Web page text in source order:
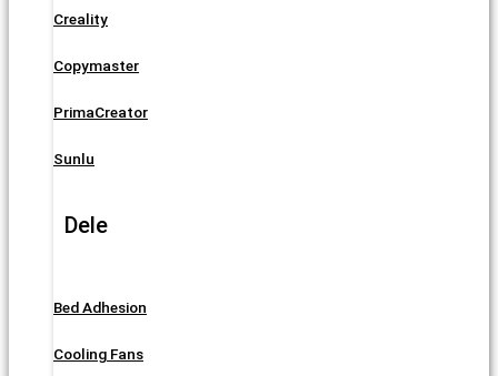
Creality
Copymaster
PrimaCreator
Sunlu
Dele
Bed Adhesion
Cooling Fans